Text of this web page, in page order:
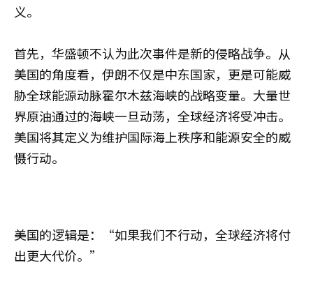
义。
首先，华盛顿不认为此次事件是新的侵略战争。从
美国的角度看，伊朗不仅是中东国家，更是可能威
胁全球能源动脉霍尔木兹海峡的战略变量。大量世
界原油通过的海峡一旦动荡，全球经济将受冲击。
美国将其定义为维护国际海上秩序和能源安全的威
慑行动。
美国的逻辑是：“如果我们不行动，全球经济将付
出更大代价。”